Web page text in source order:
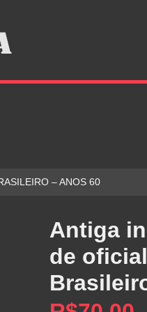
– ANOS 60
Antiga
de